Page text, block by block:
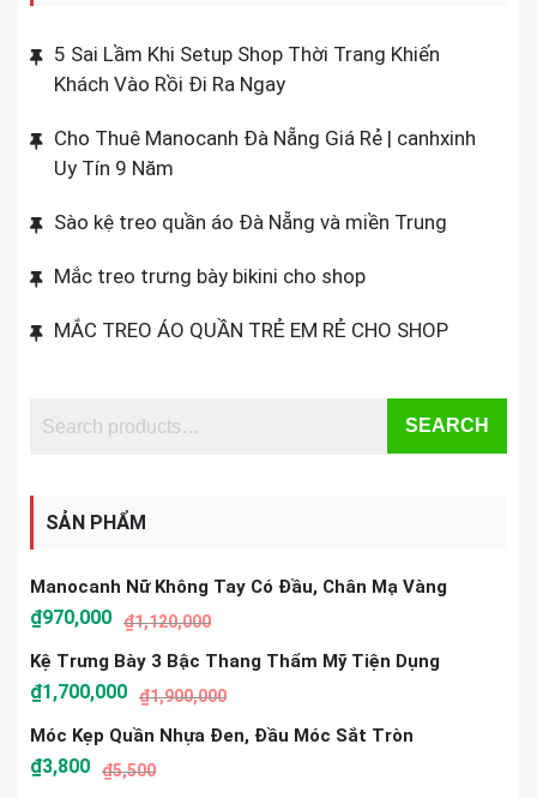
5 Sai Lầm Khi Setup Shop Thời Trang Khiến
Khách Vào Rồi Đi Ra Ngay
Cho Thuê Manocanh Đà Nẵng Giá Rẻ | canhxinh
Uy Tín 9 Năm
Sào kệ treo quần áo Đà Nẵng và miền Trung
Mắc treo trưng bày bikini cho shop
MẮC TREO ÁO QUẦN TRẺ EM RẺ CHO SHOP
SEARCH
SẢN PHẨM
Manocanh Nữ Không Tay Có Đầu, Chân Mạ Vàng
₫1,120,000
₫970,000
Kệ Trưng Bày 3 Bậc Thang Thẩm Mỹ Tiện Dụng
₫1,900,000
₫1,700,000
Móc Kẹp Quần Nhựa Đen, Đầu Móc Sắt Tròn
₫5,500
₫3,800